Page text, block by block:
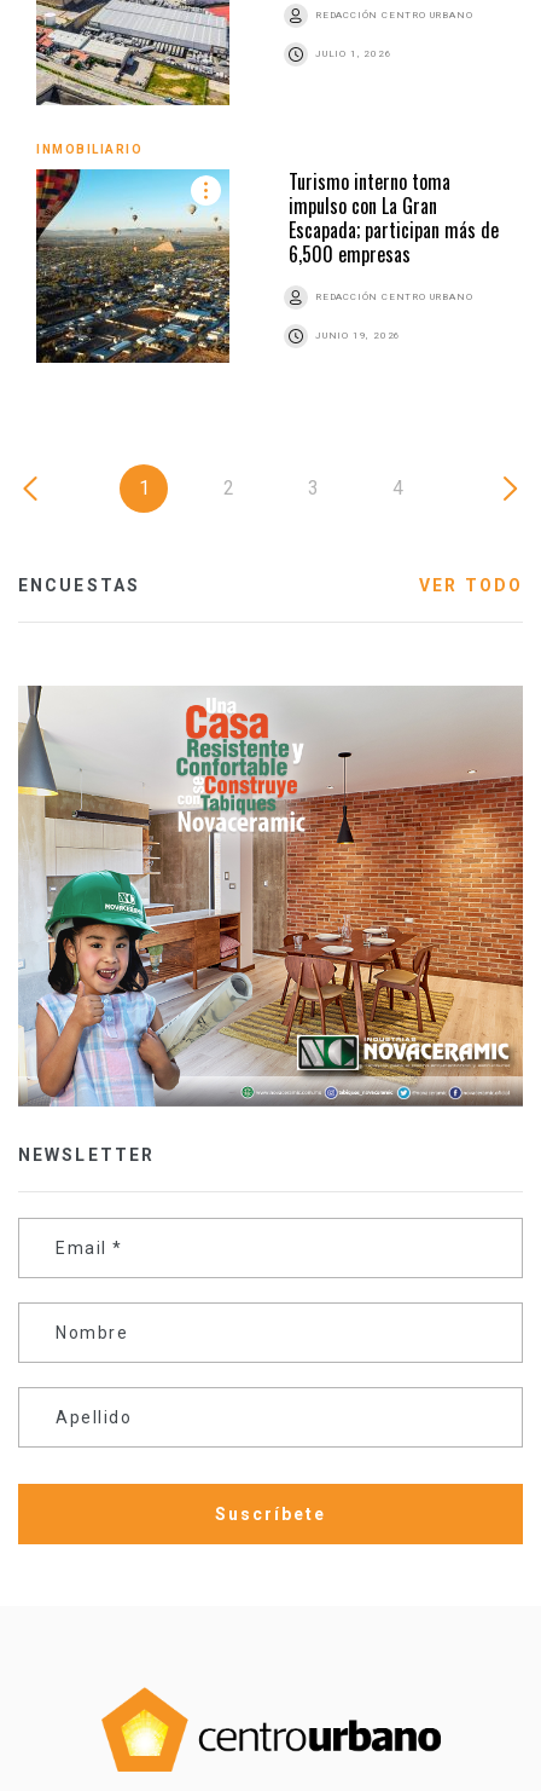
REDACCIÓN CENTRO URBANO
JULIO 1, 2026
INMOBILIARIO
Turismo interno toma
impulso con La Gran
Escapada; participan más de
6,500 empresas
REDACCIÓN CENTRO URBANO
JUNIO 19, 2026
1 2 3 4
ENCUESTAS VER TODO
NEWSLETTER
Email *
Nombre
Apellido